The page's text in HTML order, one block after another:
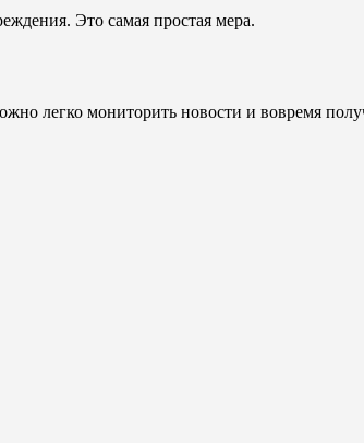
Это самая простая мера.
легко мониторить новости и вовремя